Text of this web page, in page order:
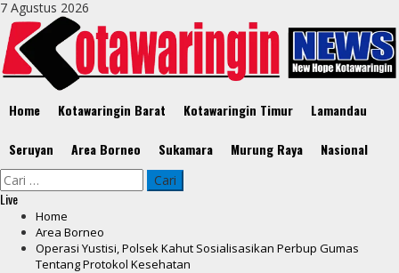
Skip
to
content
7 Agustus 2026
Menu
Home Kotawaringin Barat Kotawaringin Timur Lamandau
Seruyan Area Borneo Sukamara Murung Raya Nasional
Cari
untuk:
Live
Home
Area Borneo
Operasi Yustisi, Polsek Kahut Sosialisasikan Perbup Gumas
Tentang Protokol Kesehatan